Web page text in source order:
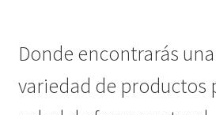
Donde encontrarás
variedad de productos